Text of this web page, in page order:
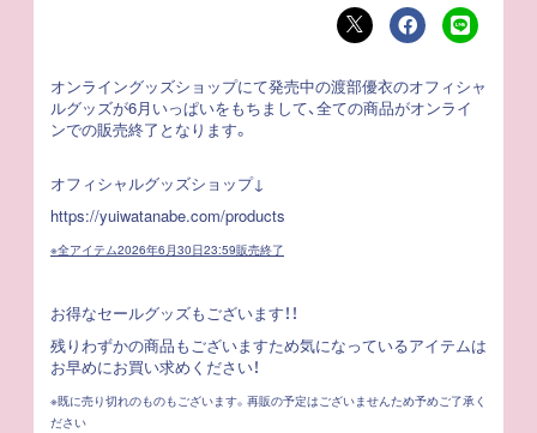
オンライングッズショップにて発売中の渡部優衣のオフィシャ
ルグッズが6月いっぱいをもちまして、全ての商品がオンライ
ンでの販売終了となります。
オフィシャルグッズショップ↓
https://yuiwatanabe.com/products
※全アイテム2026年6月30日23:59販売終了
お得なセールグッズもございます！！
残りわずかの商品もございますため気になっているアイテムは
お早めにお買い求めください！
※既に売り切れのものもございます。再販の予定はございませんため予めご了承く
ださい